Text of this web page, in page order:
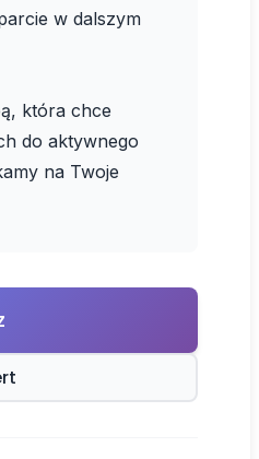
w dalszym
która chce
do aktywnego
na Twoje